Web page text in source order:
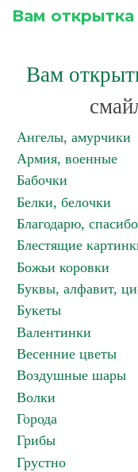
Вам открытка
Вам
Ангелы, амурчики
Армия, военные
Бабочки
Белки, белочки
Благодарю, спасибо
Блестящие
Божьи коровки
Буквы, алфавит,
Букеты
Валентинки
Весенние цветы
Воздушные шары
Волки
Города
Грибы
Грустно